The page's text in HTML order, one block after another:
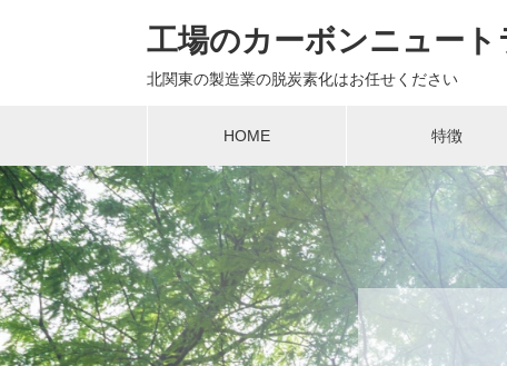
工場のカーボンニュー
北関東の製造業の脱炭素化はお任せください
HOME 特徴